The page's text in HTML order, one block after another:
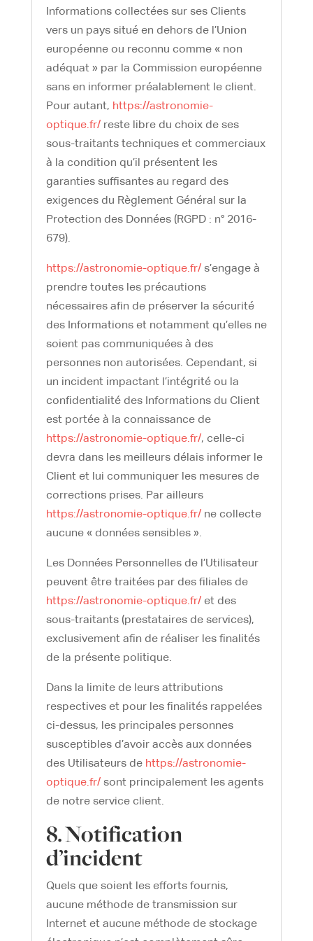
Informations collectées sur ses Clients
vers un pays situé en dehors de l’Union
européenne ou reconnu comme « non
adéquat » par la Commission européenne
sans en informer préalablement le client.
Pour autant, https://astronomie-
optique.fr/reste libre du choix de ses
sous-traitants techniques et commerciaux
à la condition qu’il présentent les
garanties suffisantes au regard des
exigences du Règlement Général sur la
Protection des Données (RGPD : n° 2016-
679).
https://astronomie-optique.fr/s’engage à
prendre toutes les précautions
nécessaires afin de préserver la sécurité
des Informations et notamment qu’elles ne
soient pas communiquées à des
personnes non autorisées. Cependant, si
un incident impactant l’intégrité ou la
confidentialité des Informations du Client
est portée à la connaissance de
https://astronomie-optique.fr/, celle-ci
devra dans les meilleurs délais informer le
Client et lui communiquer les mesures de
corrections prises. Par ailleurs
https://astronomie-optique.fr/ne collecte
aucune « données sensibles ».
Les Données Personnelles de l’Utilisateur
peuvent être traitées par des filiales de
https://astronomie-optique.fr/et des
sous-traitants (prestataires de services),
exclusivement afin de réaliser les finalités
de la présente politique.
Dans la limite de leurs attributions
respectives et pour les finalités rappelées
ci-dessus, les principales personnes
susceptibles d’avoir accès aux données
des Utilisateurs de https://astronomie-
optique.fr/sont principalement les agents
de notre service client.
8. Notification
d’incident
Quels que soient les efforts fournis,
aucune méthode de transmission sur
Internet et aucune méthode de stockage